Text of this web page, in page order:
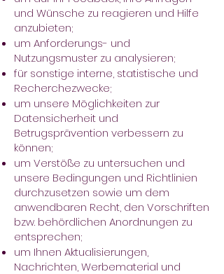
und Wünsche zu reagieren und Hilfe
anzubieten;
um Anforderungs- und
Nutzungsmuster zu analysieren;
für sonstige interne, statistische und
Recherchezwecke;
um unsere Möglichkeiten zur
Datensicherheit und
Betrugsprävention verbessern zu
können;
um Verstöße zu untersuchen und
unsere Bedingungen und Richtlinien
durchzusetzen sowie um dem
anwendbaren Recht, den Vorschriften
bzw. behördlichen Anordnungen zu
entsprechen;
um Ihnen Aktualisierungen,
Nachrichten, Werbematerial und